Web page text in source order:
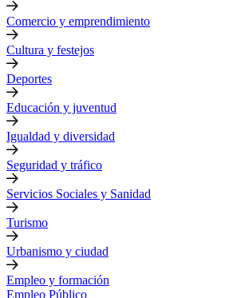
Comercio y emprendimiento
Cultura y festejos
Deportes
Educación y juventud
Igualdad y diversidad
Seguridad y tráfico
Servicios Sociales y Sanidad
Turismo
Urbanismo y ciudad
Empleo y formación
Empleo Público